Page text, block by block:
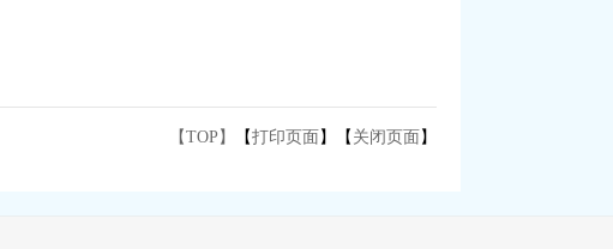
【TOP】 【打印页面】【 关闭页面】